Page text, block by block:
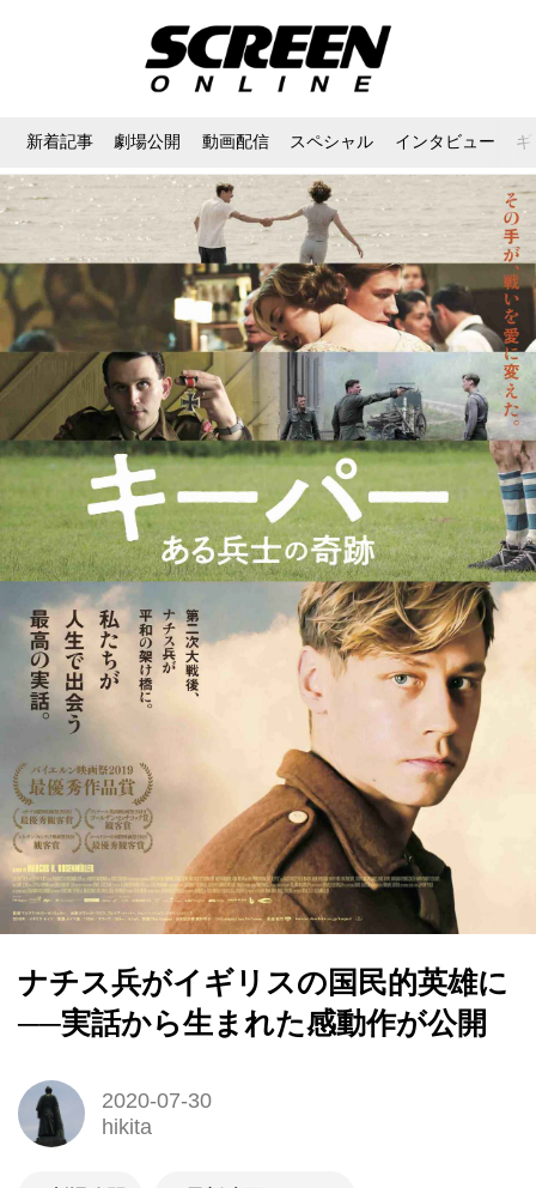
新着記事 劇場公開 動画配信 スペシャル インタビュー
ナチス兵がイギリスの国民的英雄に
──実話から生まれた感動作が公開
2020-07-30
hikita